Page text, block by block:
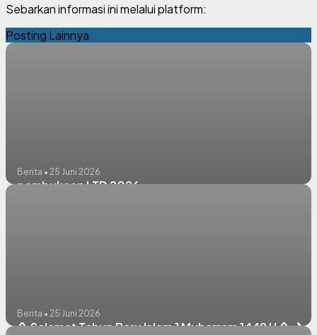
Sebarkan informasi ini melalui platform:
Posting Lainnya
Berita • 25 Juni 2026
pembukaan LTD 2026
Berita • 25 Juni 2026
🏮 Selamat Tahun Baru Islam 1 Muharram 1448 H 🏮🌙